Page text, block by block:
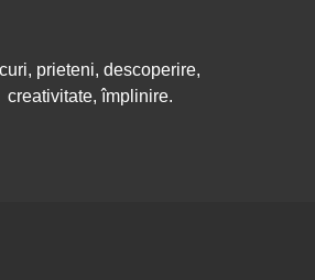
prieteni, descoperire,
creativitate, împlinire.